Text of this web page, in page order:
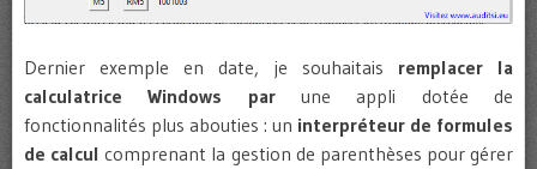
Dernier exemple en date, je souhaitais remplacer la
calculatrice Windows
parune appli dotée de
fonctionnalités plus abouties : un interpréteur de formules
de calcul comprenant la gestion de parenthèses pour gérer